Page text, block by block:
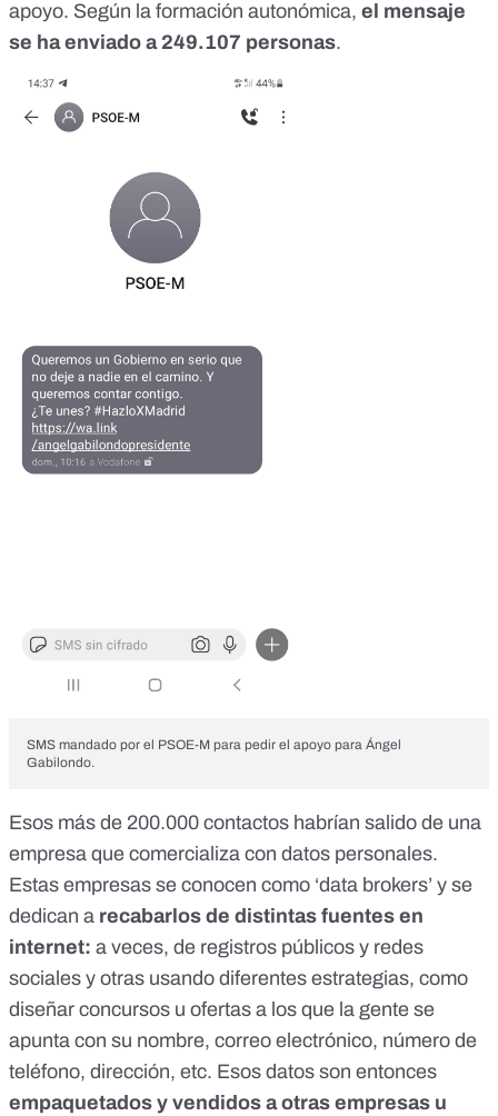
apoyo. Según la formación autonómica, el mensaje
se ha enviado a 249.107 personas.
SMS mandado por el PSOE-M para pedir el apoyo para Ángel
Gabilondo.
Esos más de 200.000 contactos habrían salido de una
empresa que comercializa con datos personales.
Estas empresas se conocen como ‘data brokers’ y se
dedican a recabarlos de distintas fuentes en
internet: a veces, de registros públicos y redes
sociales y otras usando diferentes estrategias, como
diseñar concursos u ofertas a los que la gente se
apunta con su nombre, correo electrónico, número de
teléfono, dirección, etc. Esos datos son entonces
empaquetados y vendidos a otras empresas u